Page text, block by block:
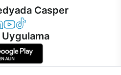
Casper
TwitterLinkedIn
Casper YouTube
Casper TikTok